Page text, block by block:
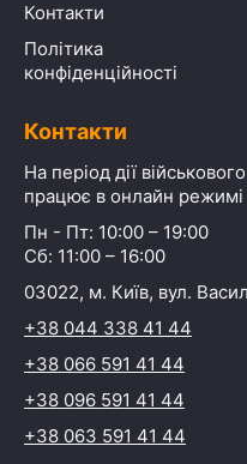
Контакти
Політика
конфіденційності
Контакти
На період дії
працює в онлайн режимі
Пн - Пт: 10:00 – 19:00
Сб: 11:00 – 16:00
03022, м. Київ, вул.
+38 044 338 41 44
+38 066 591 41 44
+38 096 591 41 44
+38 063 591 41 44